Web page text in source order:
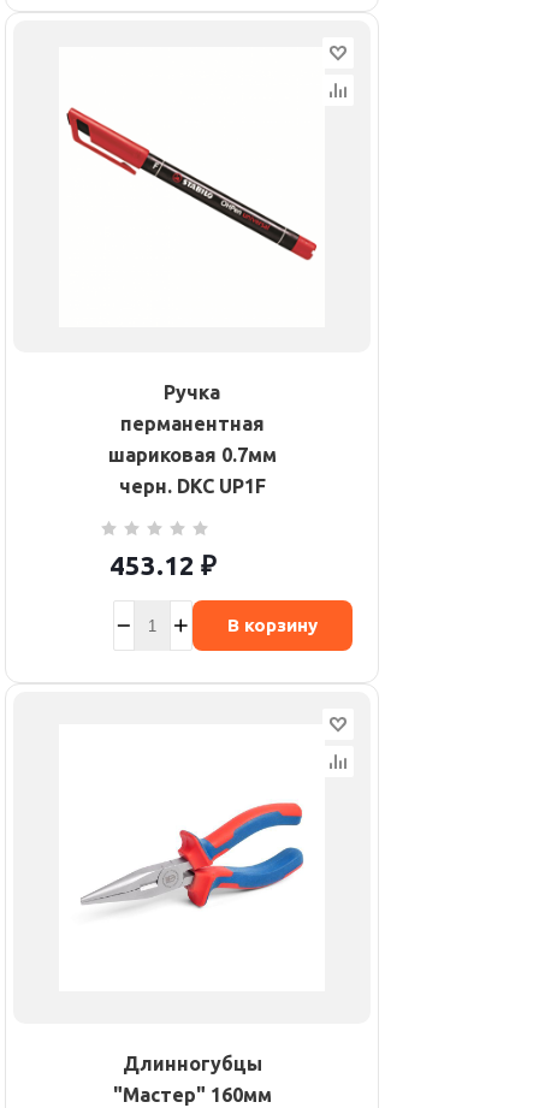
Ручка
перманентная
шариковая 0.7мм
черн. DKC UP1F
453.12 ₽
В корзину
Длинногубцы
"Мастер" 160мм